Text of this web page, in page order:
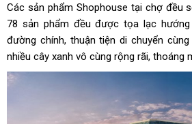
Các sản phẩm Shophouse tại chợ đều
78 sản phẩm đều được tọa lạc
đường chính, thuận tiện di chuyển
nhiều cây xanh vô cùng rộng rãi, thoáng